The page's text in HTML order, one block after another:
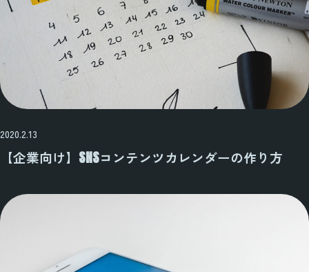
【企業向け】SNSコンテンツカレンダーの作り方
2020.2.13